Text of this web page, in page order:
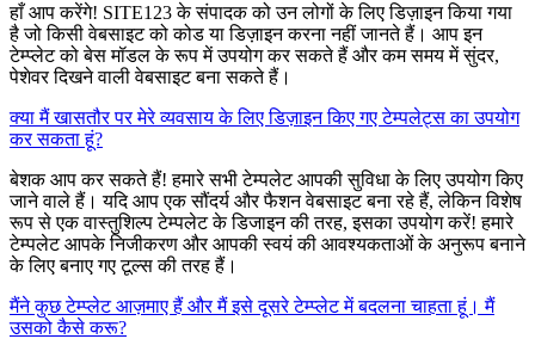
हाँ आप करेंगे! SITE123 के संपादक को उन लोगों के लिए डिज़ाइन किया गया
है जो किसी वेबसाइट को कोड या डिज़ाइन करना नहीं जानते हैं। आप इन
टेम्प्लेट को बेस मॉडल के रूप में उपयोग कर सकते हैं और कम समय में सुंदर,
पेशेवर दिखने वाली वेबसाइट बना सकते हैं।
क्या मैं खासतौर पर मेरे व्यवसाय के लिए डिज़ाइन किए गए टेम्पलेट्स का उपयोग
कर सकता हूं?
बेशक आप कर सकते हैं! हमारे सभी टेम्पलेट आपकी सुविधा के लिए उपयोग किए
जाने वाले हैं। यदि आप एक सौंदर्य और फैशन वेबसाइट बना रहे हैं, लेकिन विशेष
रूप से एक वास्तुशिल्प टेम्पलेट के डिजाइन की तरह, इसका उपयोग करें! हमारे
टेम्पलेट आपके निजीकरण और आपकी स्वयं की आवश्यकताओं के अनुरूप बनाने
के लिए बनाए गए टूल्स की तरह हैं।
मैंने कुछ टेम्प्लेट आज़माए हैं और मैं इसे दूसरे टेम्प्लेट में बदलना चाहता हूं। मैं
उसको कैसे करू?